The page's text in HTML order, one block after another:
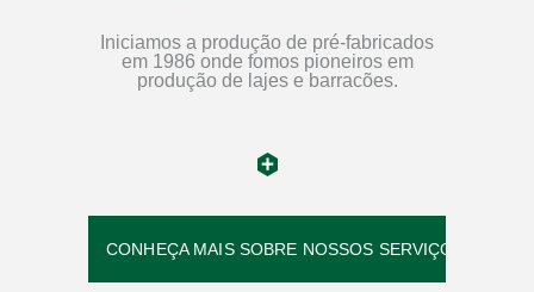
Iniciamos a produção de pré-fabricados
em 1986 onde fomos pioneiros em
produção de lajes e barracões.
CONHEÇA MAIS SOBRE NOSSOS SERVIÇOS